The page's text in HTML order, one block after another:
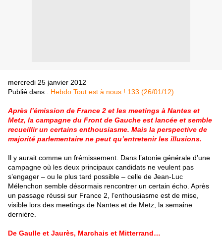
mercredi 25 janvier 2012
Publié dans : Hebdo Tout est à nous ! 133 (26/01/12)
Après l’émission de France 2 et les meetings à Nantes et
Metz, la campagne du Front de Gauche est lancée et semble
recueillir un certains enthousiasme. Mais la perspective de
majorité parlementaire ne peut qu’entretenir les illusions.
Il y aurait comme un frémissement. Dans l’atonie générale d’une
campagne où les deux principaux candidats ne veulent pas
s’engager – ou le plus tard possible – celle de Jean-Luc
Mélenchon semble désormais rencontrer un certain écho. Après
un passage réussi sur France 2, l’enthousiasme est de mise,
visible lors des meetings de Nantes et de Metz, la semaine
dernière.
De Gaulle et Jaurès, Marchais et Mitterrand…